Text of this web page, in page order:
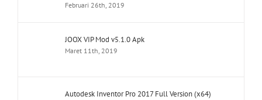
Februari 26th, 2019
JOOX VIP Mod v5.1.0 Apk
Maret 11th, 2019
Autodesk Inventor Pro 2017 Full Version (x64)